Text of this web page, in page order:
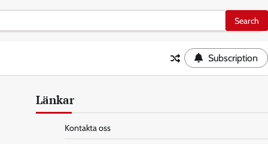
Subscription
Länkar
Kontakta oss